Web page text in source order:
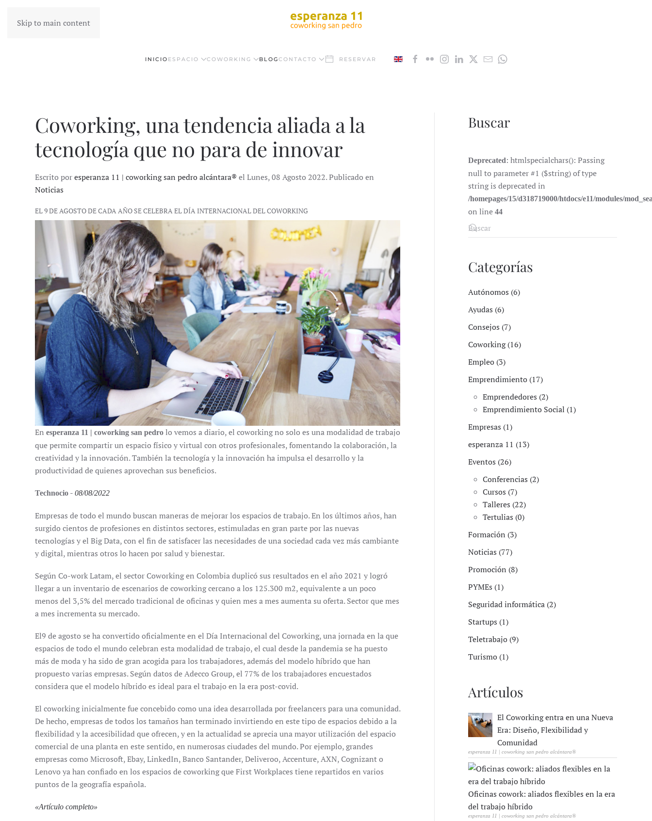
Skip to main content
INICIO ESPACIO COWORKING BLOGCONTACTO RESERVAR
Coworking, una tendencia aliada a la
tecnología que no para de innovar
Escrito poresperanza 11 | coworking san pedro alcántara® el Lunes, 08 Agosto 2022. Publicado en
Noticias
EL 9 DE AGOSTO DE CADA AÑO SE CELEBRA EL DÍA INTERNACIONAL DEL COWORKING
En esperanza 11 | coworking san pedro lo vemos a diario, el coworking no solo es una modalidad de trabajo
que permite compartir un espacio físico y virtual con otros profesionales, fomentando la colaboración, la
creatividad y la innovación. También la tecnología y la innovación ha impulsa el desarrollo y la
productividad de quienes aprovechan sus beneficios.
Technocio - 08/08/2022
Empresas de todo el mundo buscan maneras de mejorar los espacios de trabajo. En los últimos años, han
surgido cientos de profesiones en distintos sectores, estimuladas en gran parte por las nuevas
tecnologías y el Big Data, con el fin de satisfacer las necesidades de una sociedad cada vez más cambiante
y digital, mientras otros lo hacen por salud y bienestar.
Según Co-work Latam, el sector Coworking en Colombia duplicó sus resultados en el año 2021 y logró
llegar a un inventario de escenarios de coworking cercano a los 125.300 m2, equivalente a un poco
menos del 3,5% del mercado tradicional de oficinas y quien mes a mes aumenta su oferta. Sector que mes
a mes incrementa su mercado.
El9 de agosto se ha convertido oficialmente en el Día Internacional del Coworking, una jornada en la que
espacios de todo el mundo celebran esta modalidad de trabajo, el cual desde la pandemia se ha puesto
más de moda y ha sido de gran acogida para los trabajadores, además del modelo híbrido que han
propuesto varias empresas. Según datos de Adecco Group, el 77% de los trabajadores encuestados
considera que el modelo híbrido es ideal para el trabajo en la era post-covid.
El coworking inicialmente fue concebido como una idea desarrollada por freelancers para una comunidad.
De hecho, empresas de todos los tamaños han terminado invirtiendo en este tipo de espacios debido a la
flexibilidad y la accesibilidad que ofrecen, y en la actualidad se aprecia una mayor utilización del espacio
comercial de una planta en este sentido, en numerosas ciudades del mundo. Por ejemplo, grandes
empresas como Microsoft, Ebay, LinkedIn, Banco Santander, Deliveroo, Accenture, AXN, Cognizant o
Lenovo ya han confiado en los espacios de coworking que First Workplaces tiene repartidos en varios
puntos de la geografía española.
«Artículo completo»
Buscar
Deprecated: htmlspecialchars(): Passing
null to parameter #1 ($string) of type
string is deprecated in
/homepages/15/d318719000/htdocs/e11/modules/
on line44
Categorías
Autónomos (6)
Ayudas (6)
Consejos (7)
Coworking (16)
Empleo (3)
Emprendimiento (17)
Emprendedores (2)
Emprendimiento Social (1)
Empresas (1)
esperanza 11 (13)
Eventos (26)
Conferencias (2)
Cursos (7)
Talleres (22)
Tertulias (0)
Formación (3)
Noticias (77)
Promoción (8)
PYMEs (1)
Seguridad informática (2)
Startups (1)
Teletrabajo (9)
Turismo (1)
Artículos
El Coworking entra en una Nueva
Era: Diseño, Flexibilidad y
Comunidad
esperanza 11 | coworking san pedro alcántara®
Oficinas cowork: aliados flexibles en la era
del trabajo híbrido
esperanza 11 | coworking san pedro alcántara®